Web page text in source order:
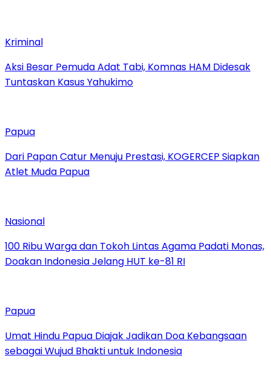
Kriminal
Aksi Besar Pemuda Adat Tabi, Komnas HAM Didesak
Tuntaskan Kasus Yahukimo
Papua
Dari Papan Catur Menuju Prestasi, KOGERCEP Siapkan
Atlet Muda Papua
Nasional
100 Ribu Warga dan Tokoh Lintas Agama Padati Monas,
Doakan Indonesia Jelang HUT ke-81 RI
Papua
Umat Hindu Papua Diajak Jadikan Doa Kebangsaan
sebagai Wujud Bhakti untuk Indonesia